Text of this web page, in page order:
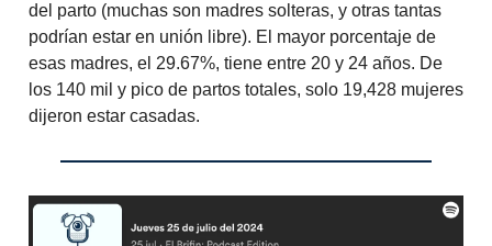
del parto (muchas son madres solteras, y otras tantas
podrían estar en unión libre). El mayor porcentaje de
esas madres, el 29.67%, tiene entre 20 y 24 años. De
los 140 mil y pico de partos totales, solo 19,428 mujeres
dijeron estar casadas.